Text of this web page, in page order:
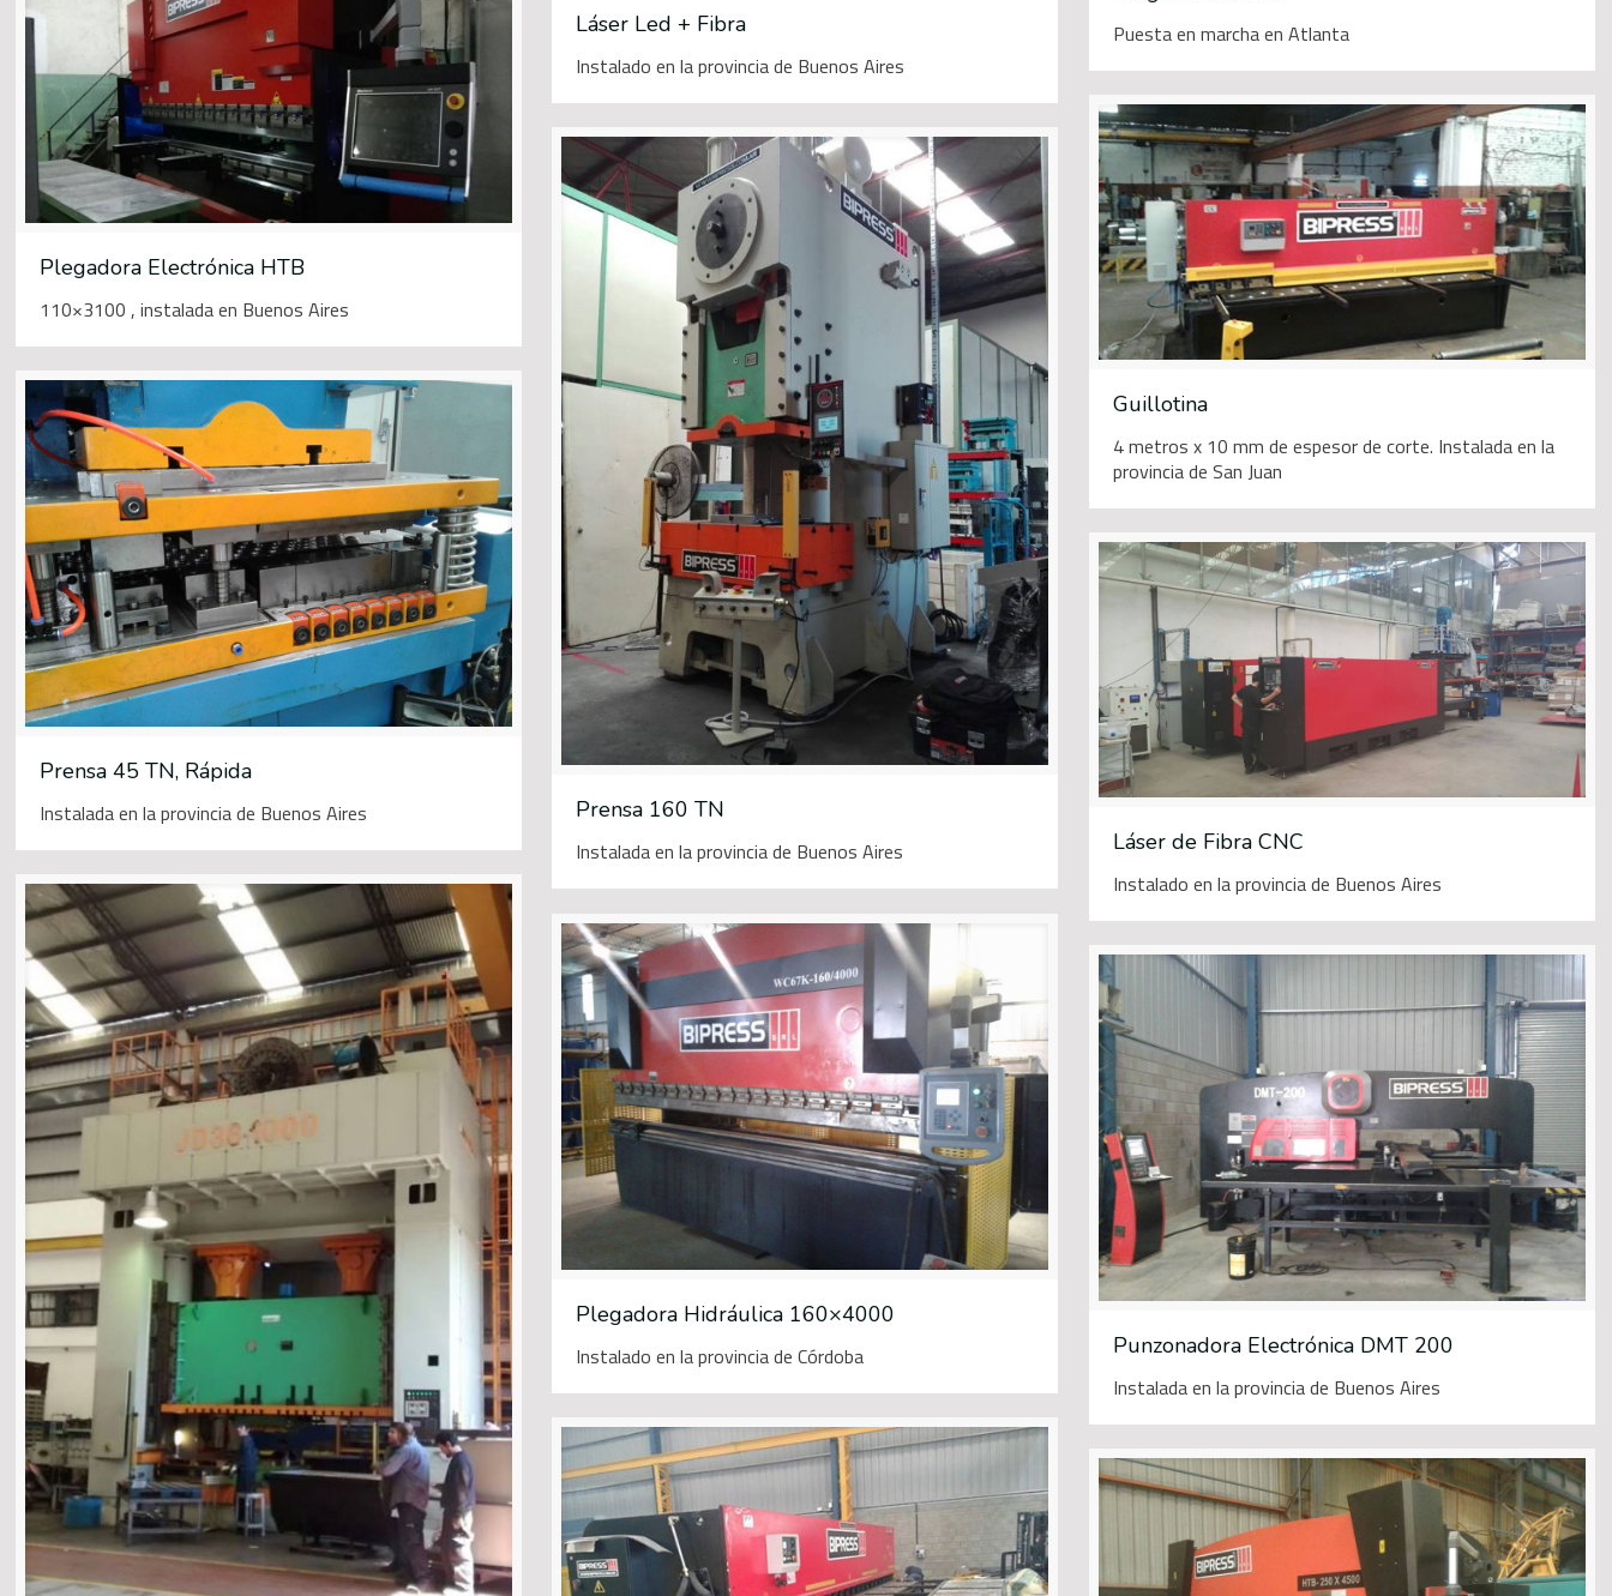
Puesta en marcha en Atlanta
Láser Led + Fibra
Instalado en la provincia de Buenos Aires
Plegadora Electrónica HTB
110×3100 , instalada en Buenos Aires
Guillotina
4 metros x 10 mm de espesor de corte. Instalada en la
provincia de San Juan
Prensa 160 TN
Instalada en la provincia de Buenos Aires
Prensa 45 TN, Rápida
Instalada en la provincia de Buenos Aires
Láser de Fibra CNC
Instalado en la provincia de Buenos Aires
Plegadora Hidráulica 160×4000
Instalado en la provincia de Córdoba
Punzonadora Electrónica DMT 200
Instalada en la provincia de Buenos Aires